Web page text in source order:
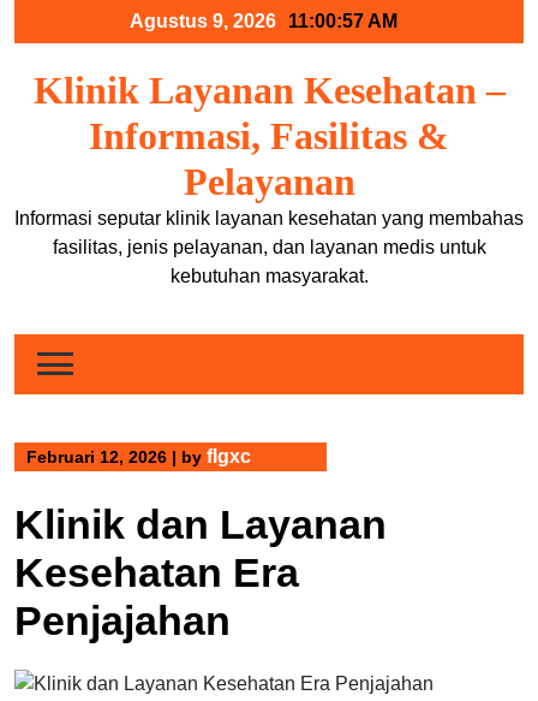
Agustus 9, 2026 11:00:58 AM
Klinik Layanan Kesehatan –
Informasi, Fasilitas &
Pelayanan
Informasi seputar klinik layanan kesehatan yang membahas
fasilitas, jenis pelayanan, dan layanan medis untuk
kebutuhan masyarakat.
Februari 12, 2026 | by flgxc
Klinik dan Layanan
Kesehatan Era
Penjajahan